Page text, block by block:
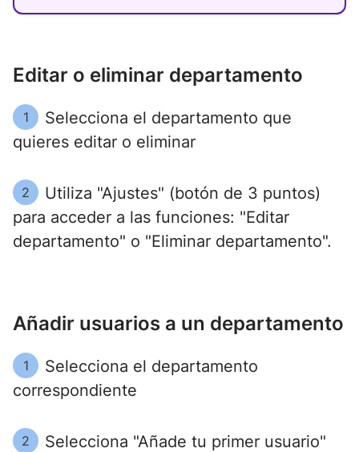
Editar o eliminar departamento
1
Selecciona el departamento que
quieres editar o eliminar
2
Utiliza "Ajustes" (botón de 3 puntos)
para acceder a las funciones: "Editar
departamento" o "Eliminar departamento".
Añadir usuarios a un departamento
1
Selecciona el departamento
correspondiente
2
Selecciona "Añade tu primer usuario"